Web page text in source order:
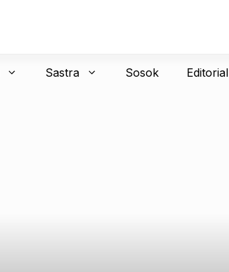
Sastra Sosok Editorial